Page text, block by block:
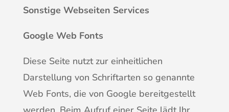
Sonstige Webseiten Services
Google Web Fonts
Diese Seite nutzt zur einheitlichen
Darstellung von Schriftarten so genannte
Web Fonts, die von Google bereitgestellt